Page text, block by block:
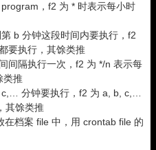
，f2 为 * 时表示每小时
b 分钟这段时间内要执行，f2
要执行，其馀类推
间隔执行一次，f2 为 */n 表示每
类推
分钟要执行，f2 为 a, b, c,…
其馀类推
在档案 file 中，用 crontab file 的